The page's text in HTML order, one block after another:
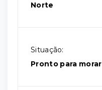
Norte
Situação:
Pronto para morar